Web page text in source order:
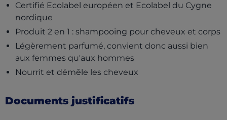
Certifié Ecolabel européen et Ecolabel du Cygne
nordique
Produit 2 en 1 : shampooing pour cheveux et corps
Légèrement parfumé, convient donc aussi bien
aux femmes qu'aux hommes
Nourrit et démêle les cheveux
Documents justificatifs